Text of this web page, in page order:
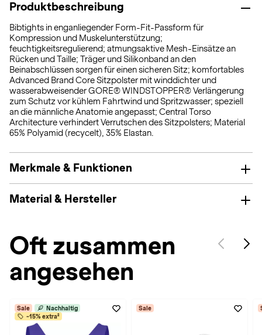
Produktbeschreibung
Bibtights in enganliegender Form-Fit-Passform für
Kompression und Muskelunterstützung;
feuchtigkeitsregulierend; atmungsaktive Mesh-Einsätze an
Rücken und Taille; Träger und Silikonband an den
Beinabschlüssen sorgen für einen sicheren Sitz; komfortables
Advanced Brand Core Sitzpolster mit winddichter und
wasserabweisender GORE® WINDSTOPPER® Verlängerung
zum Schutz vor kühlem Fahrtwind und Spritzwasser; speziell
an die männliche Anatomie angepasst; Central Torso
Architecture verhindert Verrutschen des Sitzpolsters; Material
65% Polyamid (recycelt), 35% Elastan.
Merkmale & Funktionen
Material & Hersteller
Oft zusammen
angesehen
Sale
Nachhaltig
-15% extra²
Sale